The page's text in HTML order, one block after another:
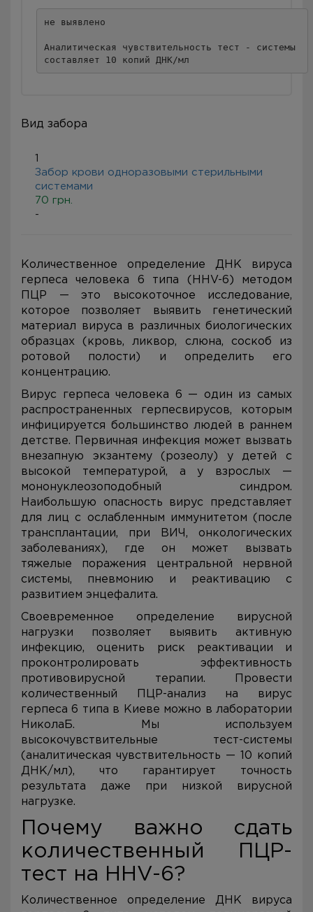
не выявлено
Аналитическая чувствительность тест - системы
составляет 10 копий ДНК/мл
Вид забора
1
Забор крови одноразовыми стерильными
системами
70 грн.
-
Количественное определение ДНК вируса
герпеса человека 6 типа (HHV-6) методом
ПЦР — это высокоточное исследование,
которое позволяет выявить генетический
материал вируса в различных биологических
образцах (кровь, ликвор, слюна, соскоб из
ротовой полости) и определить его
концентрацию.
Вирус герпеса человека 6 — один из самых
распространенных герпесвирусов, которым
инфицируется большинство людей в раннем
детстве. Первичная инфекция может вызвать
внезапную экзантему (розеолу) у детей с
высокой температурой, а у взрослых —
мононуклеозоподобный синдром.
Наибольшую опасность вирус представляет
для лиц с ослабленным иммунитетом (после
трансплантации, при ВИЧ, онкологических
заболеваниях), где он может вызвать
тяжелые поражения центральной нервной
системы, пневмонию и реактивацию с
развитием энцефалита.
Своевременное определение вирусной
нагрузки позволяет выявить активную
инфекцию, оценить риск реактивации и
проконтролировать эффективность
противовирусной терапии. Провести
количественный ПЦР-анализ на вирус
герпеса 6 типа в Киеве можно в лаборатории
НиколаБ. Мы используем
высокочувствительные тест-системы
(аналитическая чувствительность — 10 копий
ДНК/мл), что гарантирует точность
результата даже при низкой вирусной
нагрузке.
Почему важно сдать
количественный ПЦР-
тест на HHV-6?
Количественное определение ДНК вируса